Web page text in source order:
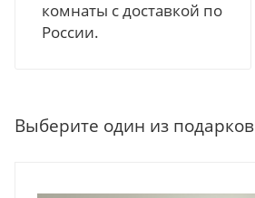
комнаты с доставкой по
России.
Выберите один из подарков